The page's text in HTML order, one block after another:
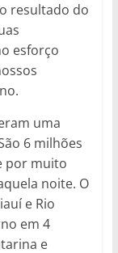
resultado do
esforço
uma
6 milhões
por muito
noite. O
e Rio
em 4
e